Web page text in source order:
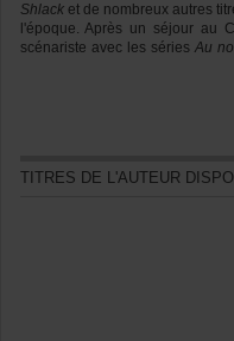
Shlack
scénaristeaveclesséries